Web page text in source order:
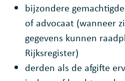
bijzondere
of advocaat (wanneer
gegevens kunnen
Rijksregister)
derden als de afgifte